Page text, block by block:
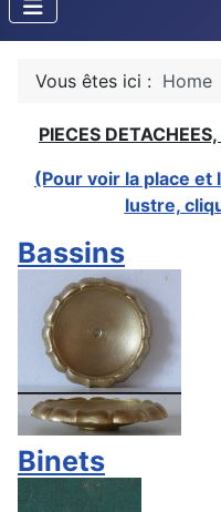
Vous êtes ici : Home
PIECES
(Pour voir la place et
lustre,
Bassins
Binets